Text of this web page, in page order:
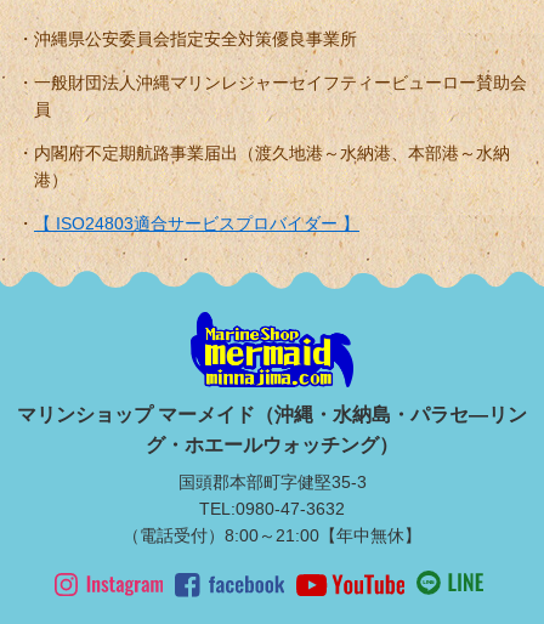
沖縄県公安委員会指定安全対策優良事業所
一般財団法人沖縄マリンレジャーセイフティービューロー賛助会
員
内閣府不定期航路事業届出（渡久地港～水納港、本部港～水納
港）
【 ISO24803適合サービスプロバイダー 】
マリンショップ マーメイド（沖縄・水納島・パラセ―リン
グ・ホエールウォッチング）
国頭郡本部町字健堅35-3
TEL:0980-47-3632
（電話受付）8:00～21:00【年中無休】